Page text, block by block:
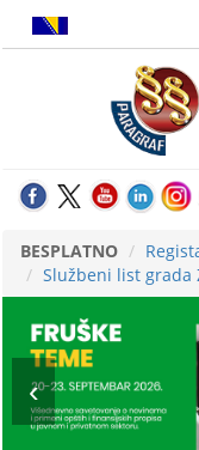
BESPLATNO
Službeni list grada